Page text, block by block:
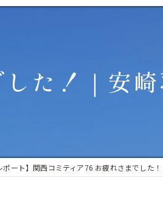
風水ブログ
た！｜安
ポート】関西コミティア76 お疲れさまでした